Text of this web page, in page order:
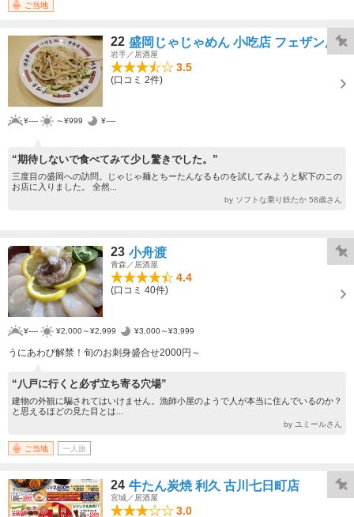
ご当地
22 盛岡じゃじゃめん 小吃店 フェザン店
岩手／居酒屋
3.5
(口コミ 2件)
¥---- ～¥999 ¥----
“期待しないで食べてみて少し驚きでした。”
三度目の盛岡への訪問。じゃじゃ麺とちーたんなるものを試してみようと駅下のこの
お店に入りました。 全然...
by ソフトな乗り鉄たか 58歳さん
23 小舟渡
青森／居酒屋
4.4
(口コミ 40件)
¥---- ¥2,000～¥2,999 ¥3,000～¥3,999
うにあわび解禁！旬のお刺身盛合せ2000円～
“八戸に行くと必ず立ち寄る穴場”
建物の外観に騙されてはいけません。漁師小屋のようで人が本当に住んでいるのか？
と思えるほどの見た目とは...
by ユミールさん
ご当地 一人旅
24 牛たん炭焼 利久 古川七日町店
宮城／居酒屋
3.0